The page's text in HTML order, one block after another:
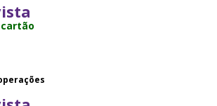
cartão